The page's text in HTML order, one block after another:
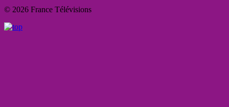
© 2026 France Télévisions